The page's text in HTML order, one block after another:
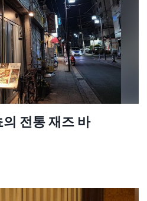
전통 재즈 바